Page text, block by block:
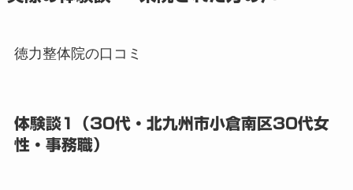
徳力整体院の口コミ
体験談1（30代・北九州市小倉南区30代女
性・事務職）